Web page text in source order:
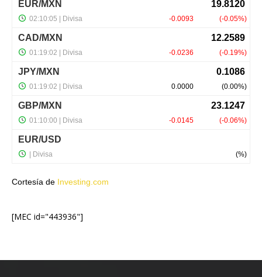
Cortesía de Investing.com
[MEC id="443936"]